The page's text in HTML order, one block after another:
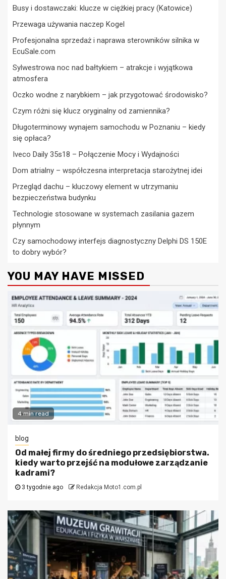
Busy i dostawczaki: klucze w ciężkiej pracy (Katowice)
Przewaga używania naczep Kogel
Profesjonalna sprzedaż i naprawa sterowników silnika w
EcuSale.com
Sylwestrowa noc nad bałtykiem – atrakcje i wyjątkowa
atmosfera
Oczko wodne z narybkiem – jak przygotować środowisko?
Czym różni się klucz oryginalny od zamiennika?
Długoterminowy wynajem samochodu w Poznaniu – kiedy
się opłaca?
Iveco Daily 35s18 – Połączenie Mocy i Wydajności
Dom atrialny – współczesna interpretacja starożytnej idei
Przegląd dachu – kluczowy element w utrzymaniu
bezpieczeństwa budynku
Technologie stosowane w systemach zasilania gazem
płynnym
Czy samochodowy interfejs diagnostyczny Delphi DS 150E
to dobry wybór?
YOU MAY HAVE MISSED
4 min read
blog
Od małej firmy do średniego przedsiębiorstwa.
kiedy warto przejść na modułowe zarządzanie
kadrami?
3 tygodnie ago Redakcja Moto1.com.pl